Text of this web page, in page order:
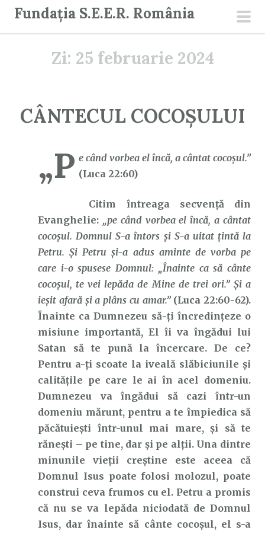
Fundația S.E.E.R. România
Zi: 25 februarie 2024
CÂNTECUL COCOȘULUI
„P e când vorbea el încă, a cântat cocoşul.”
(Luca 22:60)
Citim întreaga secvență din
Evanghelie: „pe când vorbea el încă, a cântat
cocoşul. Domnul S-a întors şi S-a uitat ţintă la
Petru. Şi Petru şi-a adus aminte de vorba pe
care i-o spusese Domnul: „Înainte ca să cânte
cocoşul, te vei lepăda de Mine de trei ori.” Şi a
ieşit afară şi a plâns cu amar.”(Luca 22:60-62).
Înainte ca Dumnezeu să-ți încredințeze o
misiune importantă, El îi va îngădui lui
Satan să te pună la încercare. De ce?
Pentru a-ți scoate la iveală slăbiciunile și
calitățile pe care le ai în acel domeniu.
Dumnezeu va îngădui să cazi într-un
domeniu mărunt, pentru a te împiedica să
păcătuiești într-unul mai mare, și să te
rănești – pe tine, dar și pe alții. Una dintre
minunile vieții creștine este aceea că
Domnul Isus poate folosi molozul, poate
construi ceva frumos cu el. Petru a promis
că nu se va lepăda niciodată de Domnul
Isus, dar înainte să cânte cocoșul, el s-a